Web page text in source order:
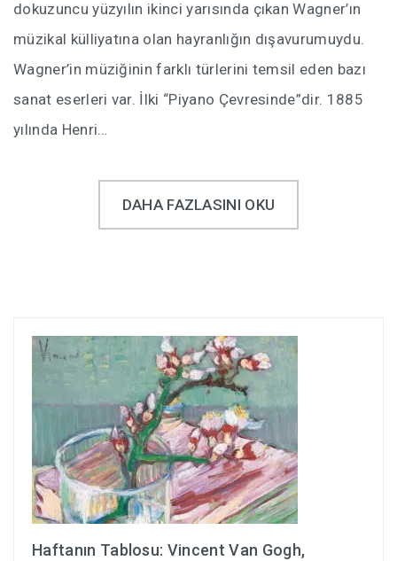
dokuzuncu yüzyılın ikinci yarısında çıkan Wagner’ın
müzikal külliyatına olan hayranlığın dışavurumuydu.
Wagner’in müziğinin farklı türlerini temsil eden bazı
sanat eserleri var. İlki “Piyano Çevresinde”dir. 1885
yılında Henri…
DAHA FAZLASINI OKU
Haftanın Tablosu: Vincent Van Gogh,